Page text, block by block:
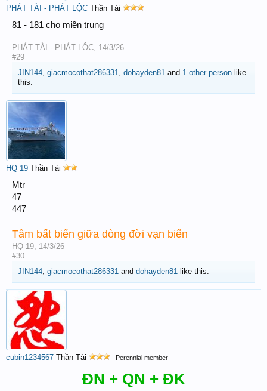
PHÁT TÀI - PHÁT LỘC Thần Tài
81 - 181 cho miền trung
PHÁT TÀI - PHÁT LỘC, 14/3/26
#29
JIN144, giacmocothat286331, dohayden81 and 1 other person like
this.
HQ 19 Thần Tài
Mtr
47
447
Tâm bất biến giữa dòng đời vạn biến
HQ 19, 14/3/26
#30
JIN144, giacmocothat286331 and dohayden81 like this.
cubin1234567 Thần Tài Perennial member
ĐN + QN + ĐK